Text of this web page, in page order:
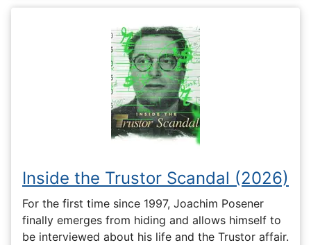
Inside the Trustor Scandal (2026)
For the first time since 1997, Joachim Posener
finally emerges from hiding and allows himself to
be interviewed about his life and the Trustor affair.